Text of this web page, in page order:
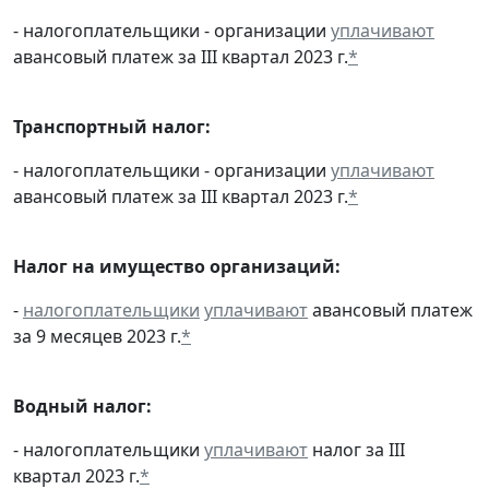
- налогоплательщики - организации уплачивают
авансовый платеж за III квартал 2023 г.*
Транспортный налог:
- налогоплательщики - организации уплачивают
авансовый платеж за III квартал 2023 г.*
Налог на имущество организаций:
- налогоплательщики уплачиваютавансовый платеж
за 9 месяцев 2023 г.*
Водный налог:
- налогоплательщики уплачивают налог за III
квартал 2023 г.*